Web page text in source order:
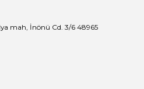
mah, İnönü Cd. 3/6 48965